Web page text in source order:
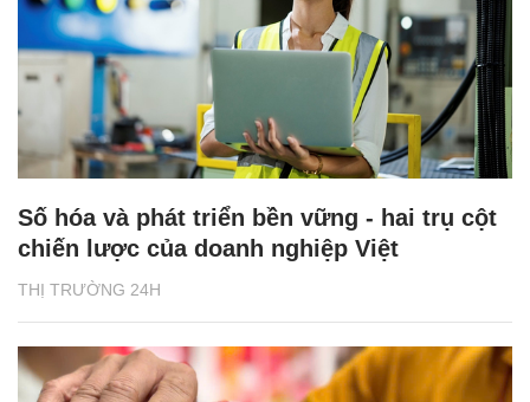
THỊ TRƯỜNG 24H
Số hóa và phát triển bền vững - hai trụ cột
chiến lược của doanh nghiệp Việt